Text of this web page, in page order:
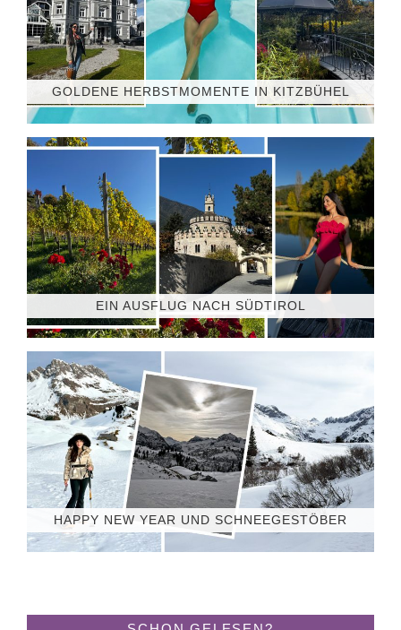
GOLDENE HERBSTMOMENTE IN KITZBÜHEL
EIN AUSFLUG NACH SÜDTIROL
HAPPY NEW YEAR UND SCHNEEGESTÖBER